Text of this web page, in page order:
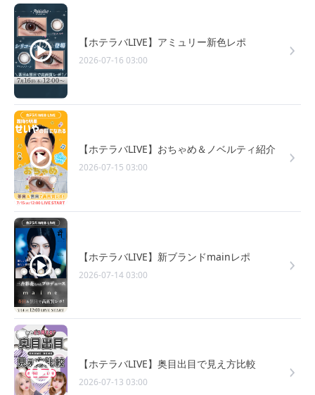
【ホテラバLIVE】アミュリー新色レポ
2026-07-16 03:00
【ホテラバLIVE】おちゃめ＆ノベルティ紹介
2026-07-15 03:00
【ホテラバLIVE】新ブランドmainレポ
2026-07-14 03:00
【ホテラバLIVE】奥目出目で見え方比較
2026-07-13 03:00